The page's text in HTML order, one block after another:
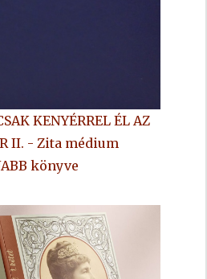
KENYÉRREL ÉL AZ
II. - Zita médium
könyve